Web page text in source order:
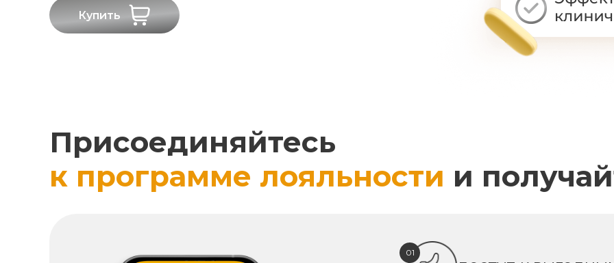
Купить
Присоединяйтесь
к программе лояльности и
01